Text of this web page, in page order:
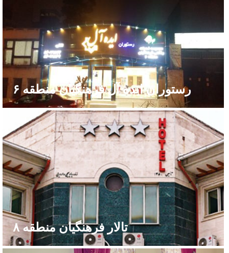
رستوران ایده آل فرهنگیان منطقه ۶
تالار فرهنگیان منطقه ۸